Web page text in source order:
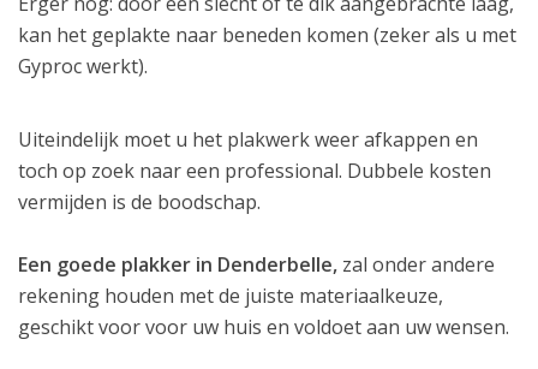
kan het geplakte naar beneden komen (zeker als u met
Gyproc werkt).
Uiteindelijk moet u het plakwerk weer afkappen en
toch op zoek naar een professional. Dubbele kosten
vermijden is de boodschap.
Een goede plakker in Denderbelle, zal onder andere
rekening houden met de juiste materiaalkeuze,
geschikt voor voor uw huis en voldoet aan uw wensen.